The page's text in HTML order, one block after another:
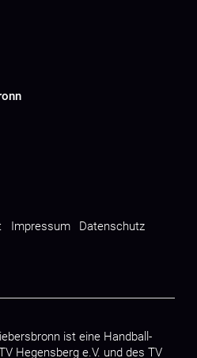
Impressum Datenschutz
ist eine Handball-
Hegensberg e.V. und des TV